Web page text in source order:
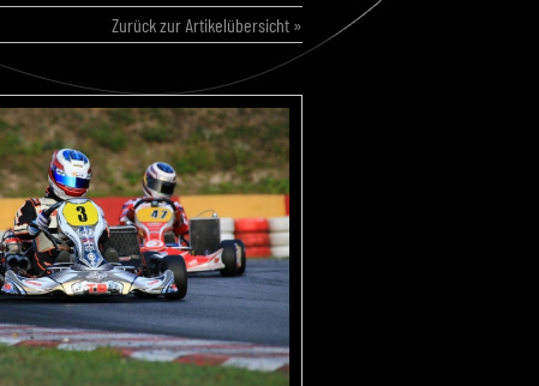
Zurück zur Artikelübersicht »